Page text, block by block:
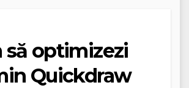
să optimizezi
Quickdraw